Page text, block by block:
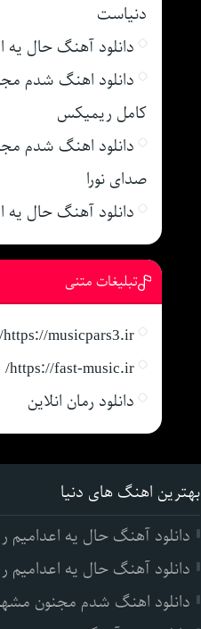
دنیاست
دانلود آهنگ حال یه
دانلود اهنگ شدم
کامل ریمیکس
دانلود اهنگ شدم
صدای نورا
دانلود آهنگ حال
تبلیغات متنی
https://musicpars3.ir/
https://fast-music.ir/
دانلود رمان انلاین
بهترین اهنگ های دنیا
دانلود آهنگ حال یه
دانلود آهنگ حال یه
دانلود اهنگ شدم مجنون